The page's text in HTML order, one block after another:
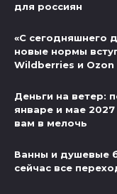
для россиян
«С сегодняшнего
новые нормы
Wildberries и Ozon
Деньги на ветер:
январе и мае
вам в мелочь
Ванны и душевые
сейчас все